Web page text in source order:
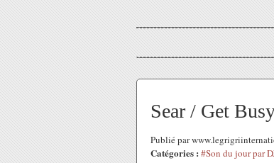
Sear / Get
Publié par
Catégories : #Son du jour par